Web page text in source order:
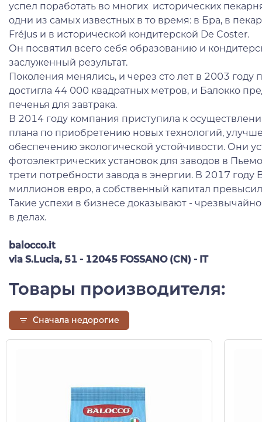
успел поработать во многих исторических
одни из самых известных в то время: в Бра, в
Fréjus и в исторической кондитерской De Coster.
Он посвятил всего себя образованию и
заслуженный результат.
Поколения менялись, и через сто лет в 2003 году
достигла 44 000 квадратных метров, и Балокко
печенья для завтрака.
В 2014 году компания приступила к
плана по приобретению новых технологий,
обеспечению экологической устойчивости. Они
фотоэлектрических установок для заводов в
трети потребности завода в энергии. В 2017 году
миллионов евро, а собственный капитал
Такие успехи в бизнесе доказывают -
в делах.
balocco.it
via S.Lucia, 51 - 12045 FOSSANO (CN) - IT
Товары производителя:
Сначала недорогие